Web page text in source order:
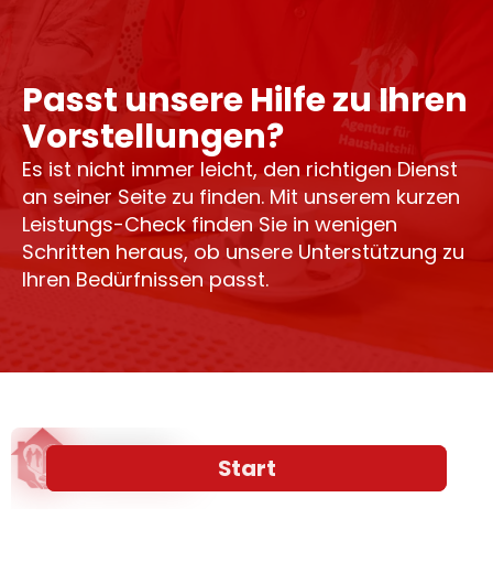
Passt unsere Hilfe zu Ihren
Vorstellungen?
Es ist nicht immer leicht, den richtigen Dienst
an seiner Seite zu finden. Mit unserem kurzen
Leistungs-Check finden Sie in wenigen
Schritten heraus, ob unsere Unterstützung zu
Ihren Bedürfnissen passt.